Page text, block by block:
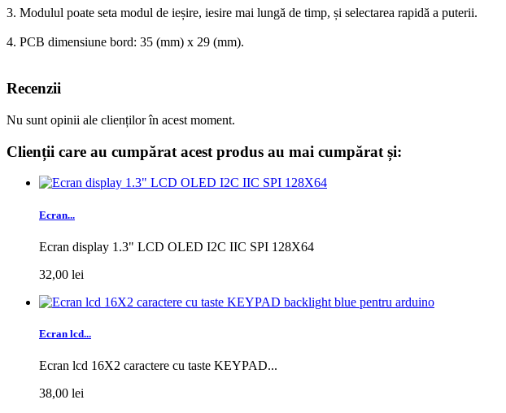
3. Modulul poate seta modul de ieșire, iesire mai lungă de timp, și selectarea rapidă a puterii.
4. PCB dimensiune bord: 35 (mm) x 29 (mm).
Recenzii
Nu sunt opinii ale clienților în acest moment.
Clienții care au cumpărat acest produs au mai cumpărat și:
Ecran...
Ecran display 1.3" LCD OLED I2C IIC SPI 128X64
32,00 lei
Ecran lcd...
Ecran lcd 16X2 caractere cu taste KEYPAD...
38,00 lei